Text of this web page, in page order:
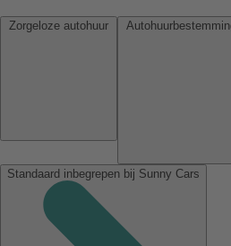
Standaard inbegrepen bij Sunny Cars